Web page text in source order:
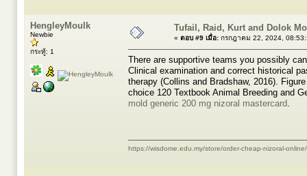
HengleyMoulk
Newbie
กระทู้: 1
Tufail, Raid, Kurt and Dolok
« ตอบ #9 เมื่อ: กรกฎาคม 22, 2024,
There are supportive teams you possibly
Clinical examination and correct historical
therapy (Collins and Bradshaw, 2016).
choice 120 Textbook Animal Breeding and
mold generic 200 mg nizoral mastercard
https://wisdome.edu.my/store/order-cheap-nizoral-